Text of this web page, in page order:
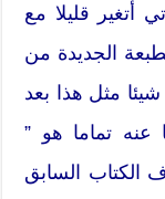
أتغير قليلا مع
الجديدة من
مثل هذا بعد
عنه تماما هو ”
الكتاب السابق